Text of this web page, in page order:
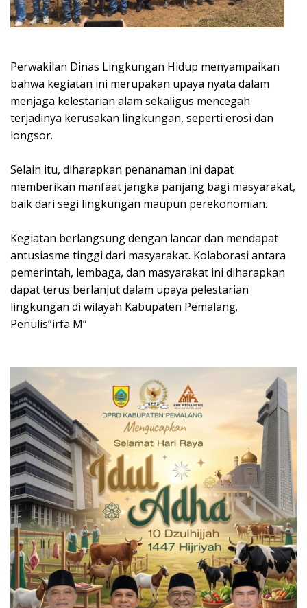
Perwakilan Dinas Lingkungan Hidup menyampaikan
bahwa kegiatan ini merupakan upaya nyata dalam
menjaga kelestarian alam sekaligus mencegah
terjadinya kerusakan lingkungan, seperti erosi dan
longsor.
Selain itu, diharapkan penanaman ini dapat
memberikan manfaat jangka panjang bagi masyarakat,
baik dari segi lingkungan maupun perekonomian.
Kegiatan berlangsung dengan lancar dan mendapat
antusiasme tinggi dari masyarakat. Kolaborasi antara
pemerintah, lembaga, dan masyarakat ini diharapkan
dapat terus berlanjut dalam upaya pelestarian
lingkungan di wilayah Kabupaten Pemalang.
Penulis”irfa M”